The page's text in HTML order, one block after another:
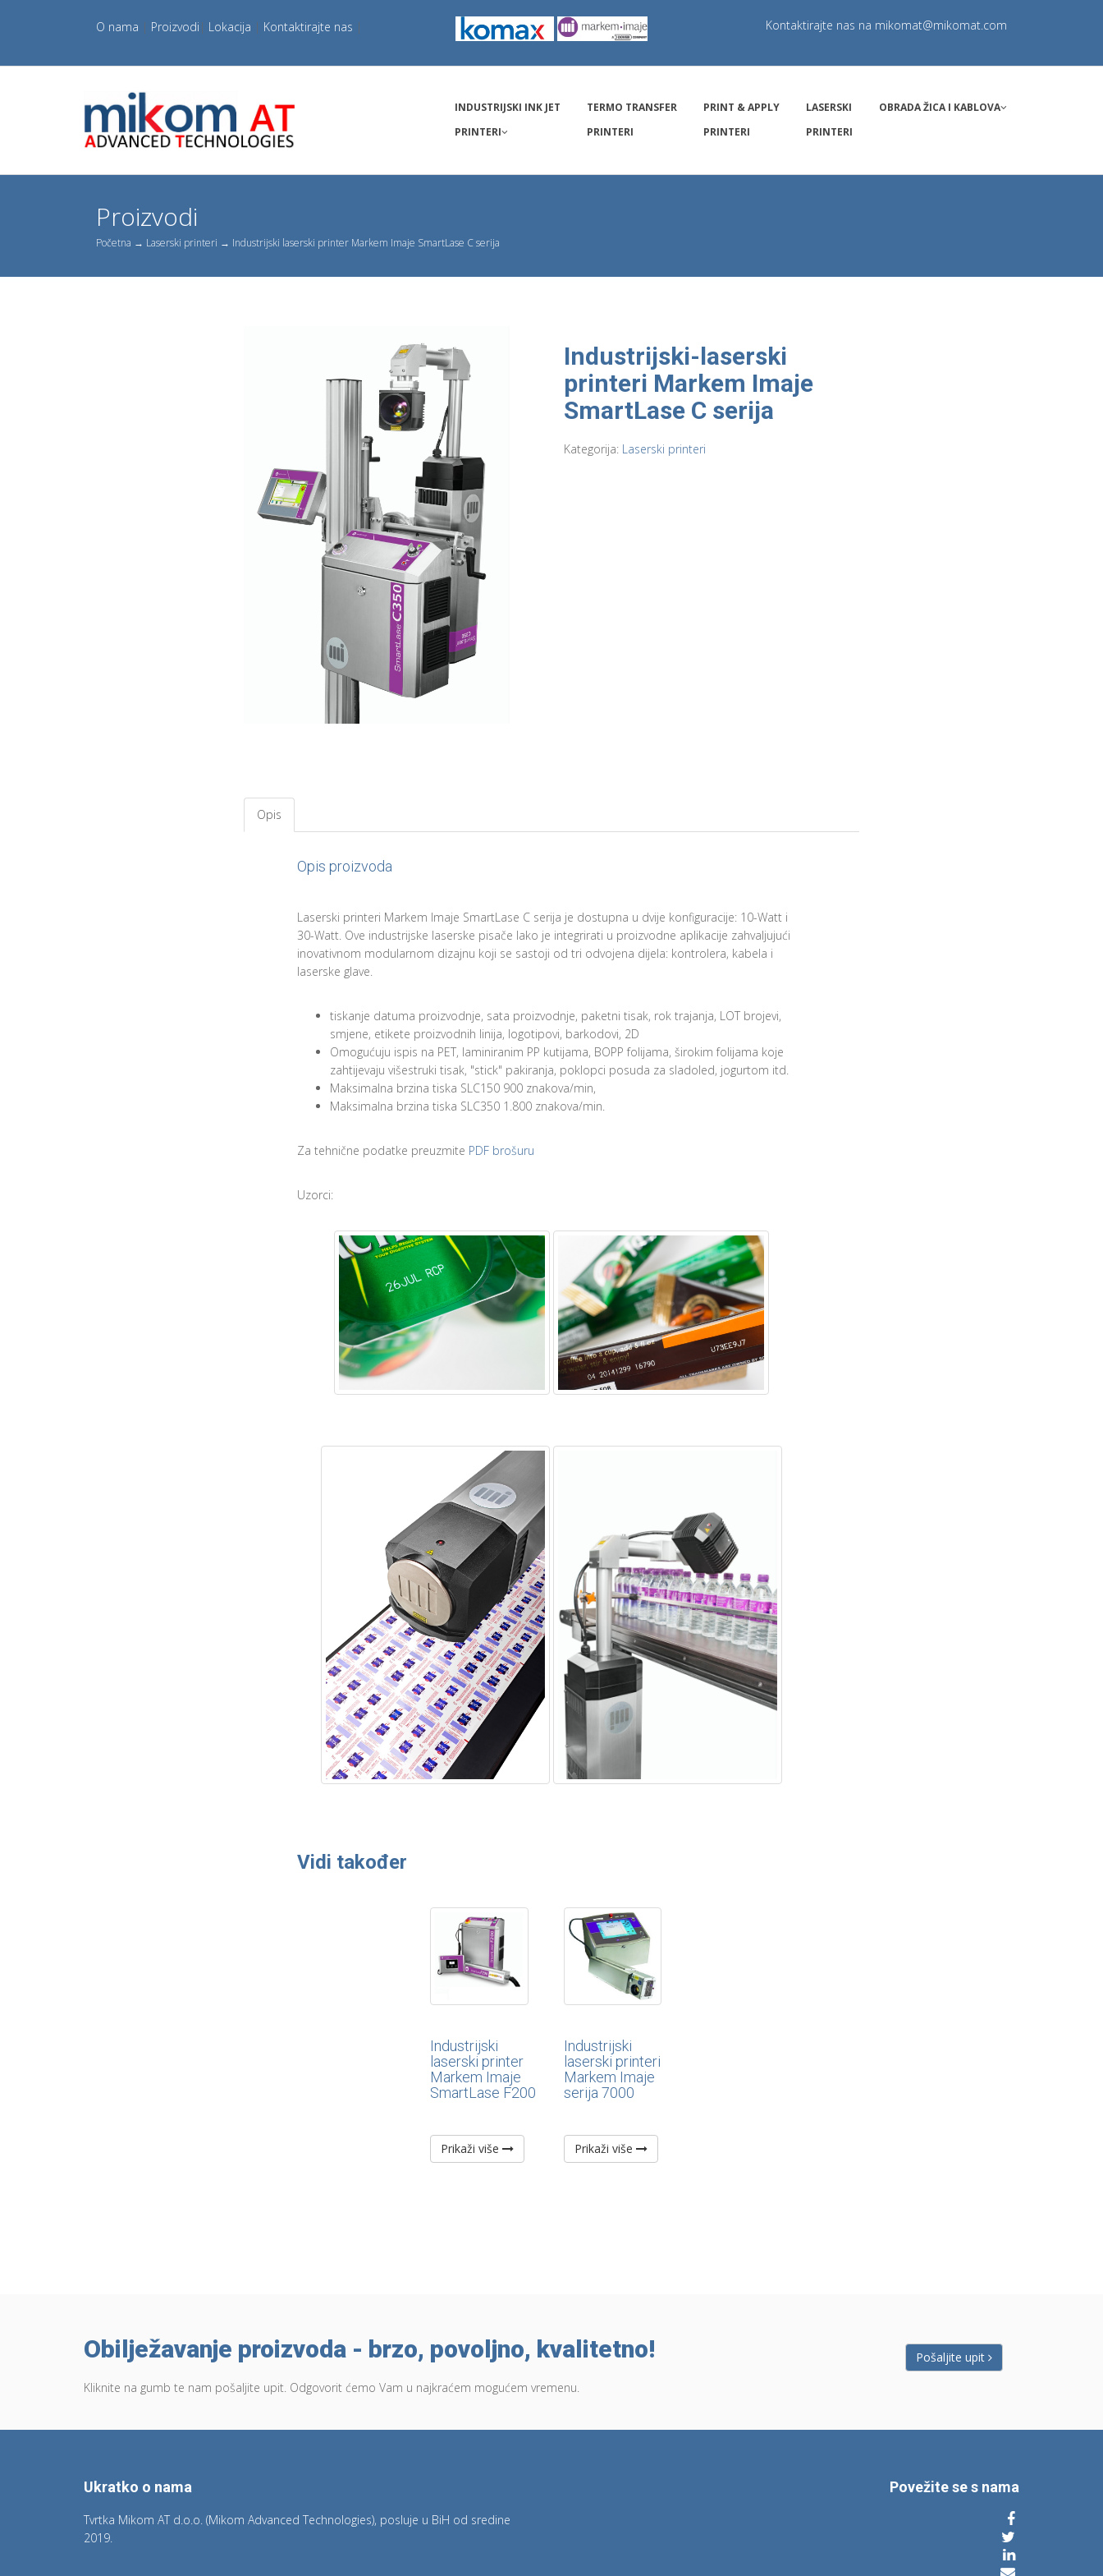
O nama | Proizvodi | Lokacija | Kontaktirajte nas | Kontaktirajte nas na mikomat@mikomat.com
INDUSTRIJSKI INK JET
PRINTERI
TERMO TRANSFER
PRINTERI
PRINT & APPLY
PRINTERI
LASERSKI
PRINTERI
OBRADA ŽICA I KABLOVA
Proizvodi
Početna → Laserski printeri → Industrijski laserski printer Markem Imaje SmartLase C serija
Industrijski-laserski
printeri Markem Imaje
SmartLase C serija
Kategorija: Laserski printeri
Opis
Opis proizvoda
Laserski printeri Markem Imaje SmartLase C serija je dostupna u dvije konfiguracije: 10-Watt i
30-Watt. Ove industrijske laserske pisače lako je integrirati u proizvodne aplikacije zahvaljujući
inovativnom modularnom dizajnu koji se sastoji od tri odvojena dijela: kontrolera, kabela i
laserske glave.
tiskanje datuma proizvodnje, sata proizvodnje, paketni tisak, rok trajanja, LOT brojevi,
smjene, etikete proizvodnih linija, logotipovi, barkodovi, 2D
Omogućuju ispis na PET, laminiranim PP kutijama, BOPP folijama, širokim folijama koje
zahtijevaju višestruki tisak, "stick" pakiranja, poklopci posuda za sladoled, jogurtom itd.
Maksimalna brzina tiska SLC150 900 znakova/min,
Maksimalna brzina tiska SLC350 1.800 znakova/min.
Za tehnične podatke preuzmite PDF brošuru
Uzorci:
Vidi također
Industrijski
laserski printer
Markem Imaje
SmartLase F200
Prikaži više
Industrijski
laserski printeri
Markem Imaje
serija 7000
Prikaži više
Obilježavanje proizvoda - brzo, povoljno, kvalitetno!
Kliknite na gumb te nam pošaljite upit. Odgovorit ćemo Vam u najkraćem mogućem vremenu.
Pošaljite upit
Ukratko o nama
Tvrtka Mikom AT d.o.o. (Mikom Advanced Technologies), posluje u BiH od sredine
2019.
Povežite se s nama